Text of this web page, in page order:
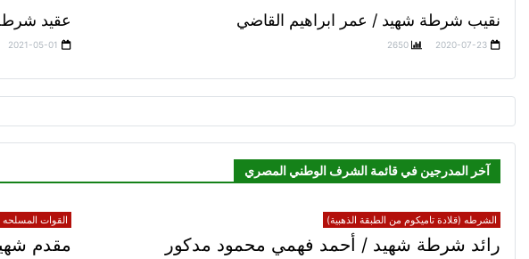
نقيب شرطة شهيد / عمر ابراهيم القاضي
2020-07-23
2650
عقيد
2021-05-01
آخر المدرجين في قائمة الشرف الوطني المصري
الشرطه (قلادة تاميكوم من الطبقة الذهبية)
رائد شرطة شهيد / أحمد فهمي محمود مدكور
القوات المسلحه
مقدم